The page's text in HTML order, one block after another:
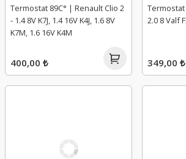
Termostat 89C° | Renault Clio 2
- 1.4 8V K7J, 1.4 16V K4J, 1.6 8V
K7M, 1.6 16V K4M
400,00 ₺
2.0 8 Valf
349,00 ₺